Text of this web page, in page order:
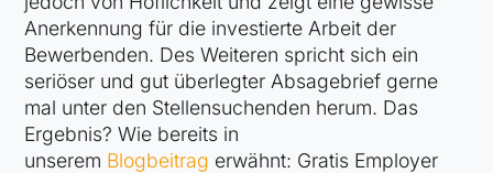
Anerkennung für die investierte Arbeit der
Bewerbenden. Des Weiteren spricht sich ein
seriöser und gut überlegter Absagebrief gerne
mal unter den Stellensuchenden herum. Das
Ergebnis? Wie bereits in
unserem Blogbeitrag erwähnt: Gratis Employer